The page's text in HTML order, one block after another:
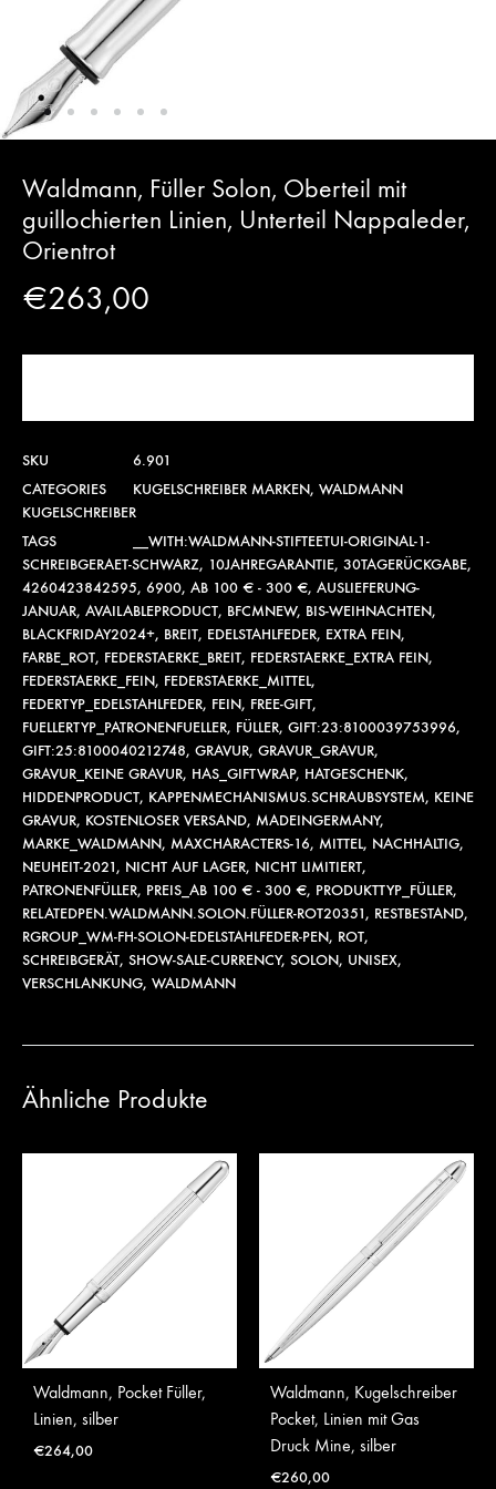
Waldmann, Füller Solon, Oberteil mit
guillochierten Linien, Unterteil Nappaleder,
Orientrot
€263,00
SKU
6.901
CATEGORIES
KUGELSCHREIBER MARKEN, WALDMANN
KUGELSCHREIBER
TAGS
__WITH:WALDMANN-STIFTEETUI-ORIGINAL-1-
SCHREIBGERAET-SCHWARZ, 10JAHREGARANTIE, 30TAGERÜCKGABE,
4260423842595, 6900, AB 100 € - 300 €, AUSLIEFERUNG-
JANUAR, AVAILABLEPRODUCT, BFCMNEW, BIS-WEIHNACHTEN,
BLACKFRIDAY2024+, BREIT, EDELSTAHLFEDER, EXTRA FEIN,
FARBE_ROT, FEDERSTAERKE_BREIT, FEDERSTAERKE_EXTRA FEIN,
FEDERSTAERKE_FEIN, FEDERSTAERKE_MITTEL,
FEDERTYP_EDELSTAHLFEDER, FEIN, FREE-GIFT,
FUELLERTYP_PATRONENFUELLER, FÜLLER, GIFT:23:8100039753996,
GIFT:25:8100040212748, GRAVUR, GRAVUR_GRAVUR,
GRAVUR_KEINE GRAVUR, HAS_GIFTWRAP, HATGESCHENK,
HIDDENPRODUCT, KAPPENMECHANISMUS.SCHRAUBSYSTEM, KEINE
GRAVUR, KOSTENLOSER VERSAND, MADEINGERMANY,
MARKE_WALDMANN, MAXCHARACTERS-16, MITTEL, NACHHALTIG,
NEUHEIT-2021, NICHT AUF LAGER, NICHT LIMITIERT,
PATRONENFÜLLER, PREIS_AB 100 € - 300 €, PRODUKTTYP_FÜLLER,
RELATEDPEN.WALDMANN.SOLON.FÜLLER-ROT20351, RESTBESTAND,
RGROUP_WM-FH-SOLON-EDELSTAHLFEDER-PEN, ROT,
SCHREIBGERÄT, SHOW-SALE-CURRENCY, SOLON, UNISEX,
VERSCHLANKUNG, WALDMANN
Ähnliche Produkte
Waldmann, Pocket Füller,
Linien, silber
€264,00
Waldmann, Kugelschreiber
Pocket, Linien mit Gas
Druck Mine, silber
€260,00